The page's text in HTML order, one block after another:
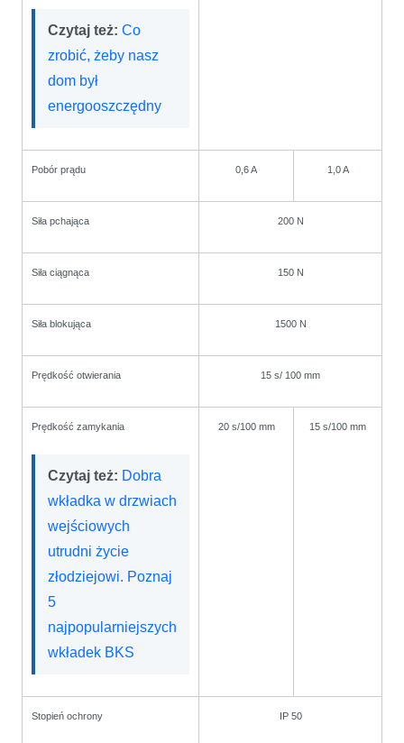
Czytaj też: Co
zrobić, żeby nasz
dom był
energooszczędny
Pobór prądu 0,6 A 1,0 A
Siła pchająca 200 N
Siła ciągnąca 150 N
Siła blokująca 1500 N
Prędkość otwierania 15 s/ 100 mm
Prędkość zamykania
Czytaj też: Dobra
wkładka w drzwiach
wejściowych
utrudni życie
złodziejowi. Poznaj
5
najpopularniejszych
wkładek BKS
20 s/100 mm 15 s/100 mm
Stopień ochrony IP 50